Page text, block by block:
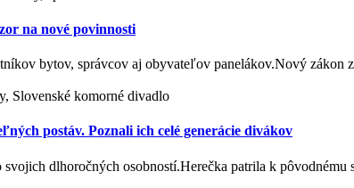
na nové povinnosti
bytov, správcov aj obyvateľov panelákov.Nový zákon
Slovenské komorné divadlo
postáv. Poznali ich celé generácie divákov
dlhoročných osobností.Herečka patrila k